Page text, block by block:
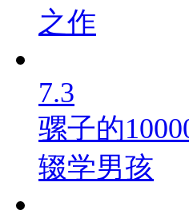
之作
7.3
骡子的
辍学男孩